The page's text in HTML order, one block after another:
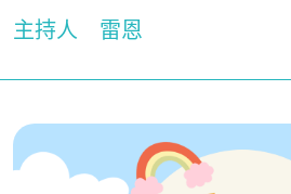
主持人 雷恩